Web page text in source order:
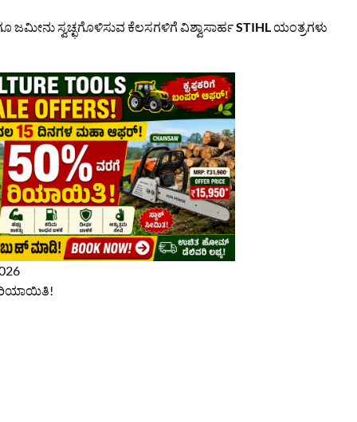
ಜಮೀನು ಸ್ವಚ್ಛಗೊಳಿಸುವ ಕೆಲಸಗಳಿಗೆ ವಿಶ್ವಾಸಾರ್ಹSTIHL ಯಂತ್ರಗಳು
ರಿಯಾಯಿತಿ!